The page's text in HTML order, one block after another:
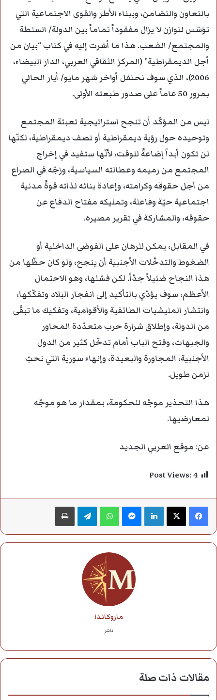
بالتعاون والتضامن، وببناء الأطر والقوى الاجتماعية التي
تؤسّس لتوازن لا يزال مفقوداً تماماً بين الدولة/ السلطة
والمجتمع/ الشعب. هذا ما أشرت إليه في كتاب “بيان من
أجل الديمقراطية” (المركز الثقافي العربي، الدار البيضاء،
2006)، الذي سوف نحتفل أواخر شهر مايو/ أيار الحالي
بمرور 50 عاماً على صدور طبعته الأولى.
ليس من المؤكّد أن تنجح استراتيجية تعبئة المجتمع
وتوحيده حول رؤية ديمقراطية أو نصف ديمقراطية، لكنّها
لن تكون أبداً إضاعةً للوقت، لأنّها ستفيد في إخراج
المجتمع من رميمه وعطالته السياسية، وزجّه في الصراع
من أجل حقوقه وكرامته، وإعادة بنائه لذاته قوةً مدنية
اجتماعية حيّة وفاعلة، وتمليكه مفتاح الدفاع عن
حقوقه، والمشاركة في تقرير مصيره.
في المقابل، يمكن للرهان على الفوضى الداخلية أو
الضغوط والتدخّلات الأجنبية أن ينجح، ولو كان حظّها من
هذا النجاح ضئيلاً جدّاً. لكن فشلها، وهو الاحتمال
الأعظم، سوف يؤدّي بالتأكيد إلى انفجار البلاد وتفكّكها،
وانتشار المليشيات الطائفية والأقوامية، وتفكيك ما تبقّى
من الدولة، وإطلاق شرارة حرب متعدّدة المحاور
والجبهات، وفتح الباب أمام تدخّل كثير من الدول
الأجنبية، المجاورة والبعيدة، وإنهاء سورية التي نحبّ
لزمن طويل.
هذا التحذير موجّه للحكومة، بمقدار ما هو موجّه
لمعارضيها.
عن: موقع العربي الجديد
Post Views:4
فيسبوك ‫X لينكدإن ماسنجر واتساب تيلقرام طباعة
ماروكاندا
ناشر
مقالات ذات صلة